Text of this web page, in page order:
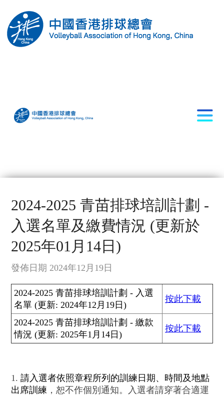
2024-2025 青苗排球培訓計劃 -
入選名單及繳費情況 (更新於
2025年01月14日)
發佈日期 2024年12月19日
2024-2025 青苗排球培訓計劃 - 入選
名單 (更新: 2024年12月19日)
按此下載
2024-2025 青苗排球培訓計劃 - 繳款
情況 (更新: 2025年1月14日)
按此下載
1. 請入選者依照章程所列的訓練日期、時間及地點
出席訓練 ，恕不作個別通知。入選者請穿著合適運